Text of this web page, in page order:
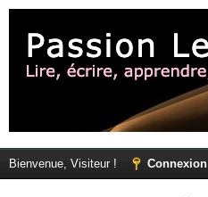
Bienvenue, Visiteur ! Connexion